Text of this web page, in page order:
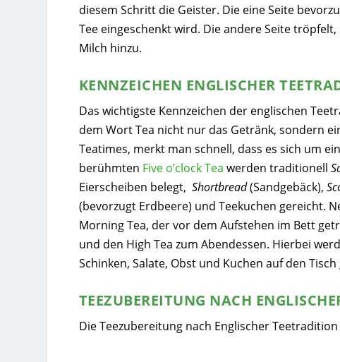
diesem Schritt die Geister. Die eine Seite
Tee eingeschenkt wird. Die andere Seite
Milch hinzu.
KENNZEICHEN ENGLISCHER
Das wichtigste Kennzeichen der englischen
dem WortTea nicht nur das Getränk, sondern
Teatimes, merkt man schnell, dass es sich um
berühmten Five o’clock Tea werden traditionell
Eierscheiben belegt, Shortbread(Sandgebäck),
(bevorzugt Erdbeere) und Teekuchen gereicht.
Morning Tea, der vor dem Aufstehen im Bett
und den High Tea zum Abendessen. Hierbei
Schinken, Salate, Obst und Kuchen auf den
TEEZUBEREITUNG NACH
Die Teezubereitung nach Englischer